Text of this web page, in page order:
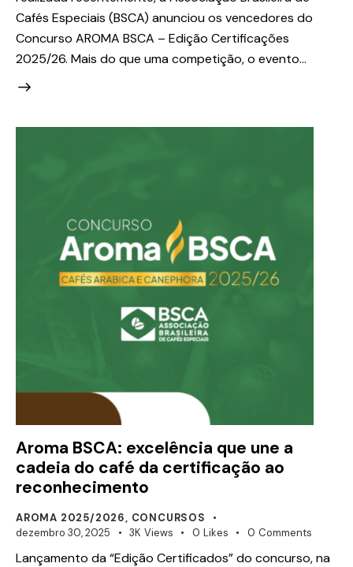
Cafés Especiais (BSCA) anunciou os vencedores do
Concurso AROMA BSCA – Edição Certificações
2025/26. Mais do que uma competição, o evento…
Aroma BSCA: excelência que une a
cadeia do café da certificação ao
reconhecimento
AROMA 2025/2026, CONCURSOS
dezembro 30, 2025
3K Views 0 Likes 0 Comments
Lançamento da “Edição Certificados” do concurso, na